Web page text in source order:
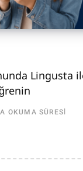
Lingusta
OKUMA SÜRESI